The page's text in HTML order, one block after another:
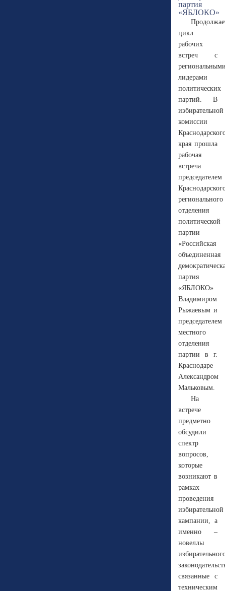
цикл
рабочих
встреч с
лидерами
политических
партий. В
избирательной
комиссии
края прошла
рабочая
встреча
председателем
регионального
отделения
политической
партии
«Российская
объединенная
партия
«ЯБЛОКО»
Владимиром
Рыжаевым и
председателем
местного
отделения
партии в г.
Краснодаре
Александром
Мальковым.
На
встрече
предметно
обсудили
спектр
вопросов,
которые
возникают в
рамках
проведения
избирательной
кампании, а
именно –
новеллы
связанные с
техническим